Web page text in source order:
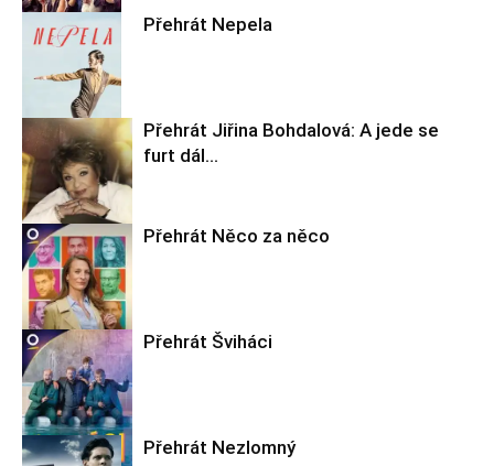
Filmové nebe
Filmové nebe
Přehrát Nepela
Filmové nebe
Přehrát Jiřina Bohdalová: A jede se
furt dál…
Filmové nebe
Přehrát Něco za něco
Přehrát Šviháci
Přehrát Nezlomný